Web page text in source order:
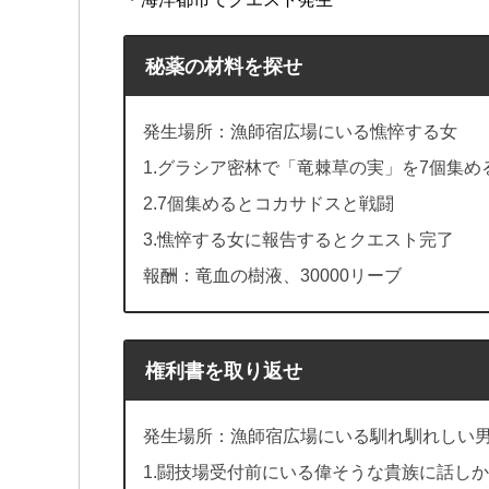
秘薬の材料を探せ
発生場所：漁師宿広場にいる憔悴する女
1.グラシア密林で「竜棘草の実」を7個集め
2.7個集めるとコカサドスと戦闘
3.憔悴する女に報告するとクエスト完了
報酬：竜血の樹液、30000リーブ
権利書を取り返せ
発生場所：漁師宿広場にいる馴れ馴れしい男
1.闘技場受付前にいる偉そうな貴族に話し